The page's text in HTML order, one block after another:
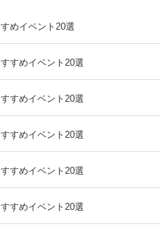
めイベント20選
すめイベント20選
すめイベント20選
すめイベント20選
すめイベント20選
すめイベント20選